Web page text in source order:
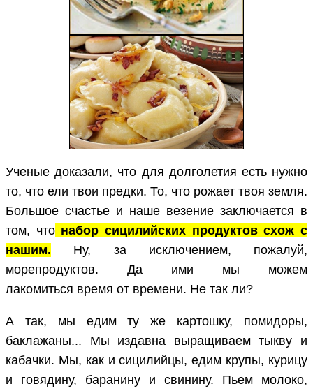
Ученые доказали, что для долголетия есть нужно
то, что ели твои предки. То, что рожает твоя земля.
Большое счастье и наше везение заключается в
том, чтонабор сицилийских продуктов схож с
нашим. Ну, за исключением, пожалуй,
морепродуктов. Да ими мы можем
лакомиться время от времени. Не так ли?
А так, мы едим ту же картошку, помидоры,
баклажаны... Мы издавна выращиваем тыкву и
кабачки. Мы, как и сицилийцы, едим крупы, курицу
и говядину, баранину и свинину. Пьем молоко,